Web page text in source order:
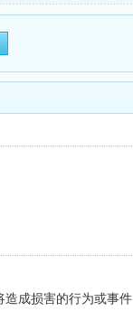
造成损害的行为或事件